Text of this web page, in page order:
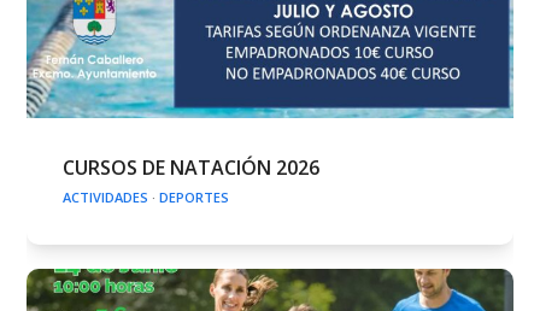
CURSOS DE NATACIÓN 2026
ACTIVIDADES ·DEPORTES